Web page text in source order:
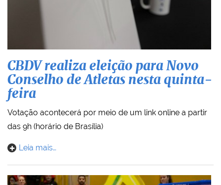
CBDV realiza eleição para Novo
Conselho de Atletas nesta quinta-
feira
Votação acontecerá por meio de um link online a partir
das 9h (horário de Brasília)
Leia mais…